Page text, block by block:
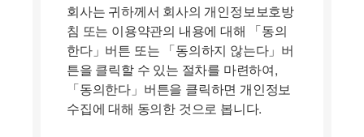
회사는 귀하께서 회사의 개인정보보호방
침 또는 이용약관의 내용에 대해 「동의
한다」버튼 또는 「동의하지 않는다」버
튼을 클릭할 수 있는 절차를 마련하여,
「동의한다」버튼을 클릭하면 개인정보
수집에 대해 동의한 것으로 봅니다.